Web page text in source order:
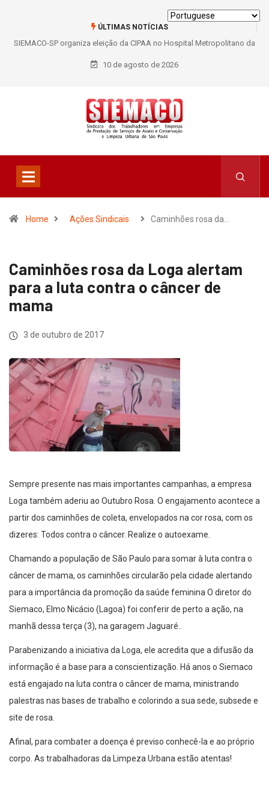
ÚLTIMAS NOTÍCIAS
SIEMACO-SP organiza eleição da CIPAA no Hospital Metropolitano da
Lapa e fortalece participação dos trabalhadores
10 de agosto de 2026
Home Ações Sindicais Caminhões rosa da…
Caminhões rosa da Loga alertam
para a luta contra o câncer de
mama
3 de outubro de 2017
Sempre presente nas mais importantes campanhas, a empresa
Loga também aderiu ao Outubro Rosa. O engajamento acontece a
partir dos caminhões de coleta, envelopados na cor rosa, com os
dizeres: Todos contra o câncer. Realize o autoexame.
Chamando a população de São Paulo para somar à luta contra o
câncer de mama, os caminhões circularão pela cidade alertando
para a importância da promoção da saúde feminina O diretor do
Siemaco, Elmo Nicácio (Lagoa) foi conferir de perto a ação, na
manhã dessa terça (3), na garagem Jaguaré..
Parabenizando a iniciativa da Loga, ele acredita que a difusão da
informação é a base para a conscientização. Há anos o Siemaco
está engajado na luta contra o câncer de mama, ministrando
palestras nas bases de trabalho e colorindo a sua sede, subsede e
site de rosa.
Afinal, para combater a doença é previso conhecê-la e ao próprio
corpo. As trabalhadoras da Limpeza Urbana estão atentas!